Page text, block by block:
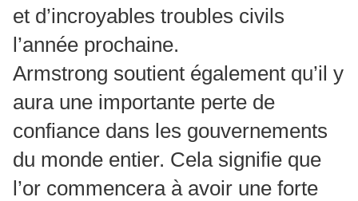
et d’incroyables troubles civils
l’année prochaine.
Armstrong soutient également qu’il y
aura une importante perte de
confiance dans les gouvernements
du monde entier. Cela signifie que
l’or commencera à avoir une forte